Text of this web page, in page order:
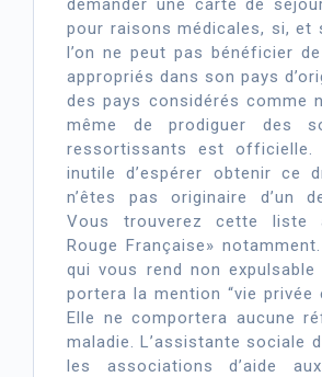
demander une carte de
pour raisons médicales, si, et
l’on ne peut pas bénéficier
appropriés dans son pays
des pays considérés comme
même de prodiguer des
ressortissants est
inutile d’espérer obtenir ce
n’êtes pas originaire d’un
Vous trouverez cette liste
Rouge Française»
qui vous rend non
portera la mention “vie privée
Elle ne comportera aucune
maladie. L’assistante sociale
les associations d’aide